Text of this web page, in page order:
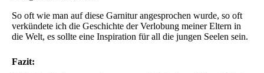
So oft wie man auf diese Garnitur angesprochen wurde, so oft
verkündete ich die Geschichte der Verlobung meiner Eltern in
die Welt, es sollte eine Inspiration für all die jungen Seelen sein.
Fazit: